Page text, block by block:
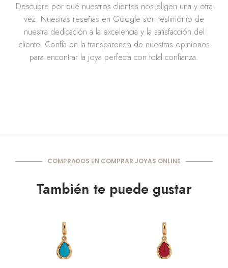
Descubre por qué nuestros clientes nos eligen una y otra
vez. Nuestras reseñas en Google son testimonio de
nuestra dedicación a la excelencia y la satisfacción del
cliente. Confía en la transparencia de nuestras opiniones
para encontrar la joya perfecta con total confianza.
COMPRADOS EN COMPRAR JOYAS ONLINE
También te puede gustar